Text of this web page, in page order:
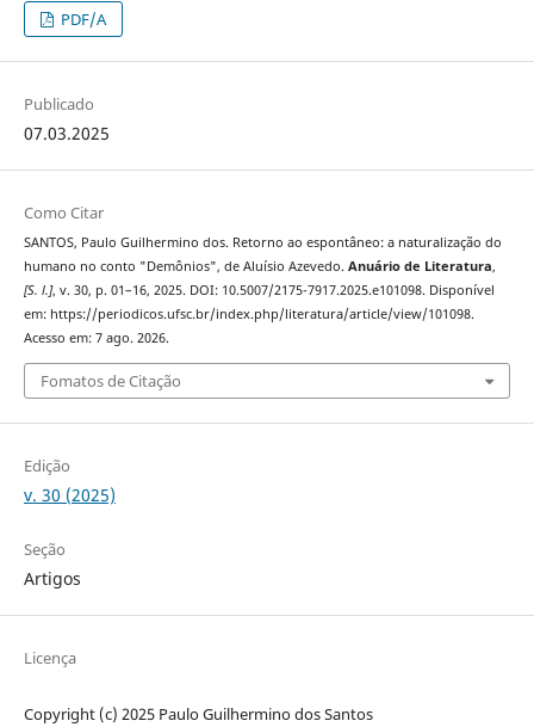
PDF/A
Publicado
07.03.2025
Como Citar
SANTOS, Paulo Guilhermino dos. Retorno ao espontâneo: a naturalização do
humano no conto "Demônios", de Aluísio Azevedo. Anuário de Literatura,
[S. l.], v. 30, p. 01–16, 2025. DOI: 10.5007/2175-7917.2025.e101098. Disponível
em: https://periodicos.ufsc.br/index.php/literatura/article/view/101098.
Acesso em: 7 ago. 2026.
Fomatos de Citação
Edição
v. 30 (2025)
Seção
Artigos
Licença
Copyright (c) 2025 Paulo Guilhermino dos Santos